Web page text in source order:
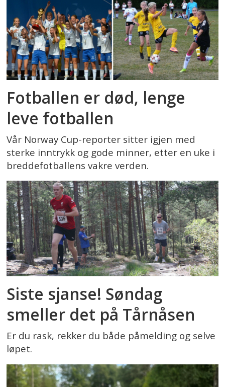
Fotballen er død, lenge
leve fotballen
Vår Norway Cup-reporter sitter igjen med
sterke inntrykk og gode minner, etter en uke i
breddefotballens vakre verden.
Siste sjanse! Søndag
smeller det på Tårnåsen
Er du rask, rekker du både påmelding og selve
løpet.